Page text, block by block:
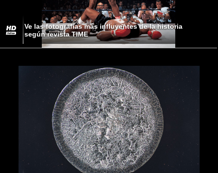
Ve las fotografías más influyentes de la historia
según revista TIME